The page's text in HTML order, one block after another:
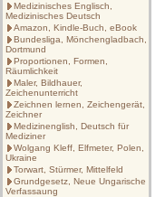
Medizinisches Englisch,
Medizinisches Deutsch
Amazon, Kindle-Buch, eBook
Bundesliga, Mönchengladbach,
Dortmund
Proportionen, Formen,
Räumlichkeit
Maler, Bildhauer,
Zeichenunterricht
Zeichnen lernen, Zeichengerät,
Zeichner
Medizinenglish, Deutsch für
Mediziner
Wolgang Kleff, Elfmeter, Polen,
Ukraine
Torwart, Stürmer, Mittelfeld
Grundgesetz, Neue Ungarische
Verfassaung